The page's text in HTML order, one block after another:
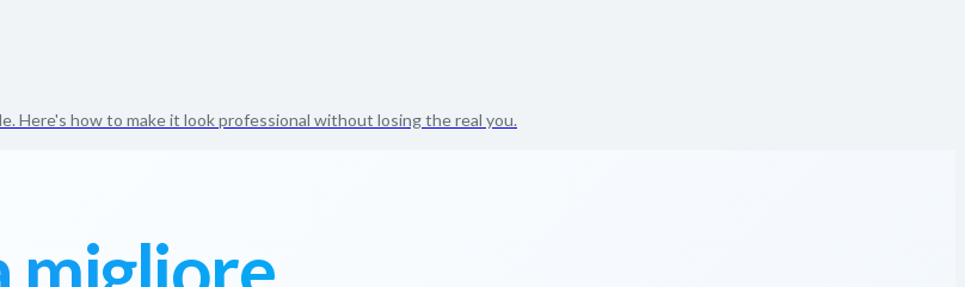
Here's how to make it look professional without losing the real you.